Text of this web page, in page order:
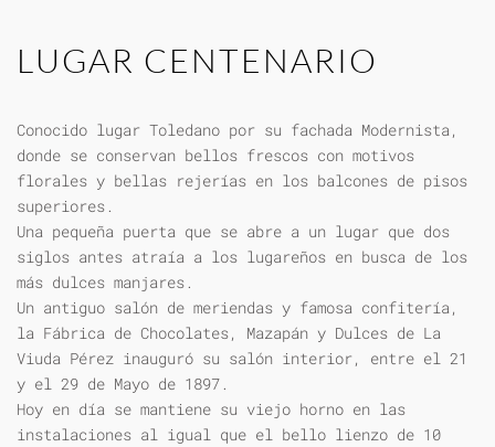
LUGAR CENTENARIO
Conocido lugar Toledano por su fachada Modernista,
donde se conservan bellos frescos con motivos
florales y bellas rejerías en los balcones de pisos
superiores.
Una pequeña puerta que se abre a un lugar que dos
siglos antes atraía a los lugareños en busca de los
más dulces manjares.
Un antiguo salón de meriendas y famosa confitería,
la Fábrica de Chocolates, Mazapán y Dulces de La
Viuda Pérez inauguró su salón interior, entre el 21
y el 29 de Mayo de 1897.
Hoy en día se mantiene su viejo horno en las
instalaciones al igual que el bello lienzo de 10